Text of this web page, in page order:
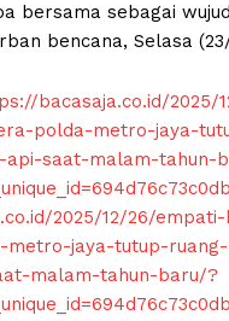
bersama sebagai
bencana, Selasa
bacasaja.co.id/2025/
polda-metro-jaya-
api-saat-malam-tahun-
2025/12/26/
metro-jaya-tutup-
malam-tahun-baru/?